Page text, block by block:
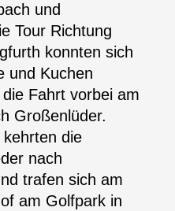
und
Tour Richtung
konnten sich
und Kuchen
Fahrt vorbei am
Großenlüder.
die
nach
trafen sich am
am Golfpark in